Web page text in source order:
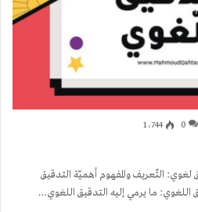
0 1٬744
التّعريف والمفهوم أهميّة التدقيق
اللغوي: ما يرمي إليه التدقيق اللغوي…